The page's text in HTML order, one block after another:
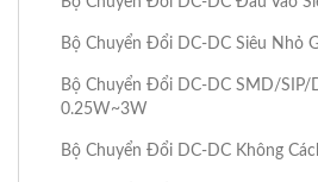
Bộ Chuyển Đổi DC-DC Siêu Nhỏ
Bộ Chuyển Đổi DC-DC SMD/SIP/
0.25W~3W
Bộ Chuyển Đổi DC-DC Không